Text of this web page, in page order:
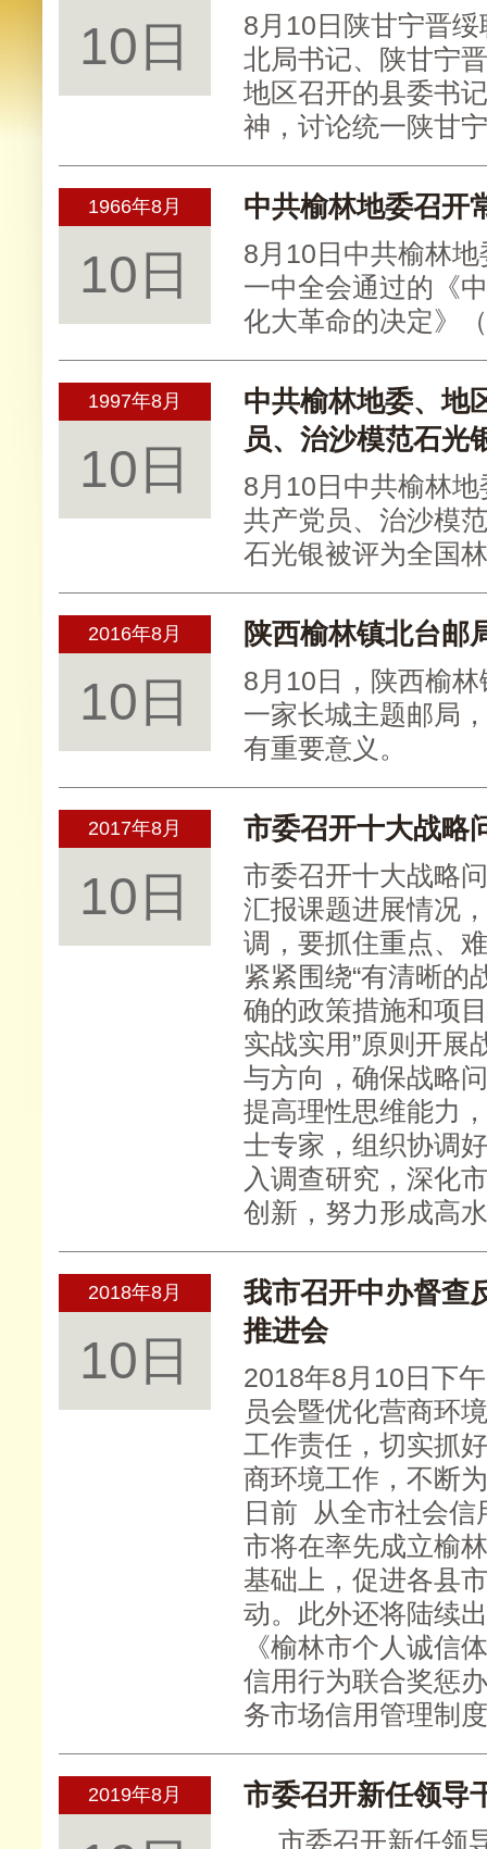
10日
8月10日陕甘宁晋
北局书记、陕甘宁
地区召开的县委书
神，讨论统一陕甘
1966年8月
10日
中共榆林地委召开
8月10日中共榆林
一中全会通过的《
化大革命的决定》
1997年8月
10日
中共榆林地委、地
员、治沙模范石光
8月10日中共榆林
共产党员、治沙模
石光银被评为全国
2016年8月
10日
陕西榆林镇北台邮
8月10日，陕西榆
一家长城主题邮局
有重要意义。
2017年8月
10日
市委召开十大战略
市委召开十大战略
汇报课题进展情况
调，要抓住重点、
紧紧围绕“有清晰的
确的政策措施和项
实战实用”原则开展
与方向，确保战略
提高理性思维能力
士专家，组织协调
入调查研究，深化
创新，努力形成高
2018年8月
10日
我市召开中办督查
推进会
2018年8月10日下
员会暨优化营商环
工作责任，切实抓
商环境工作，不断
日前 从全市社会信
市将在率先成立榆
基础上，促进各县
动。此外还将陆续
《榆林市个人诚信
信用行为联合奖惩
务市场信用管理制
2019年8月 市委召开新任领导
市委召开新任领